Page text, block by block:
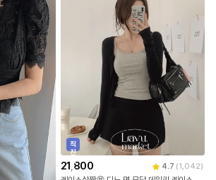
직
진
배
송
21,800 4.7 (1,042)